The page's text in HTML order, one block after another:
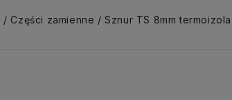
Części zamienne Sznur TS 8mm